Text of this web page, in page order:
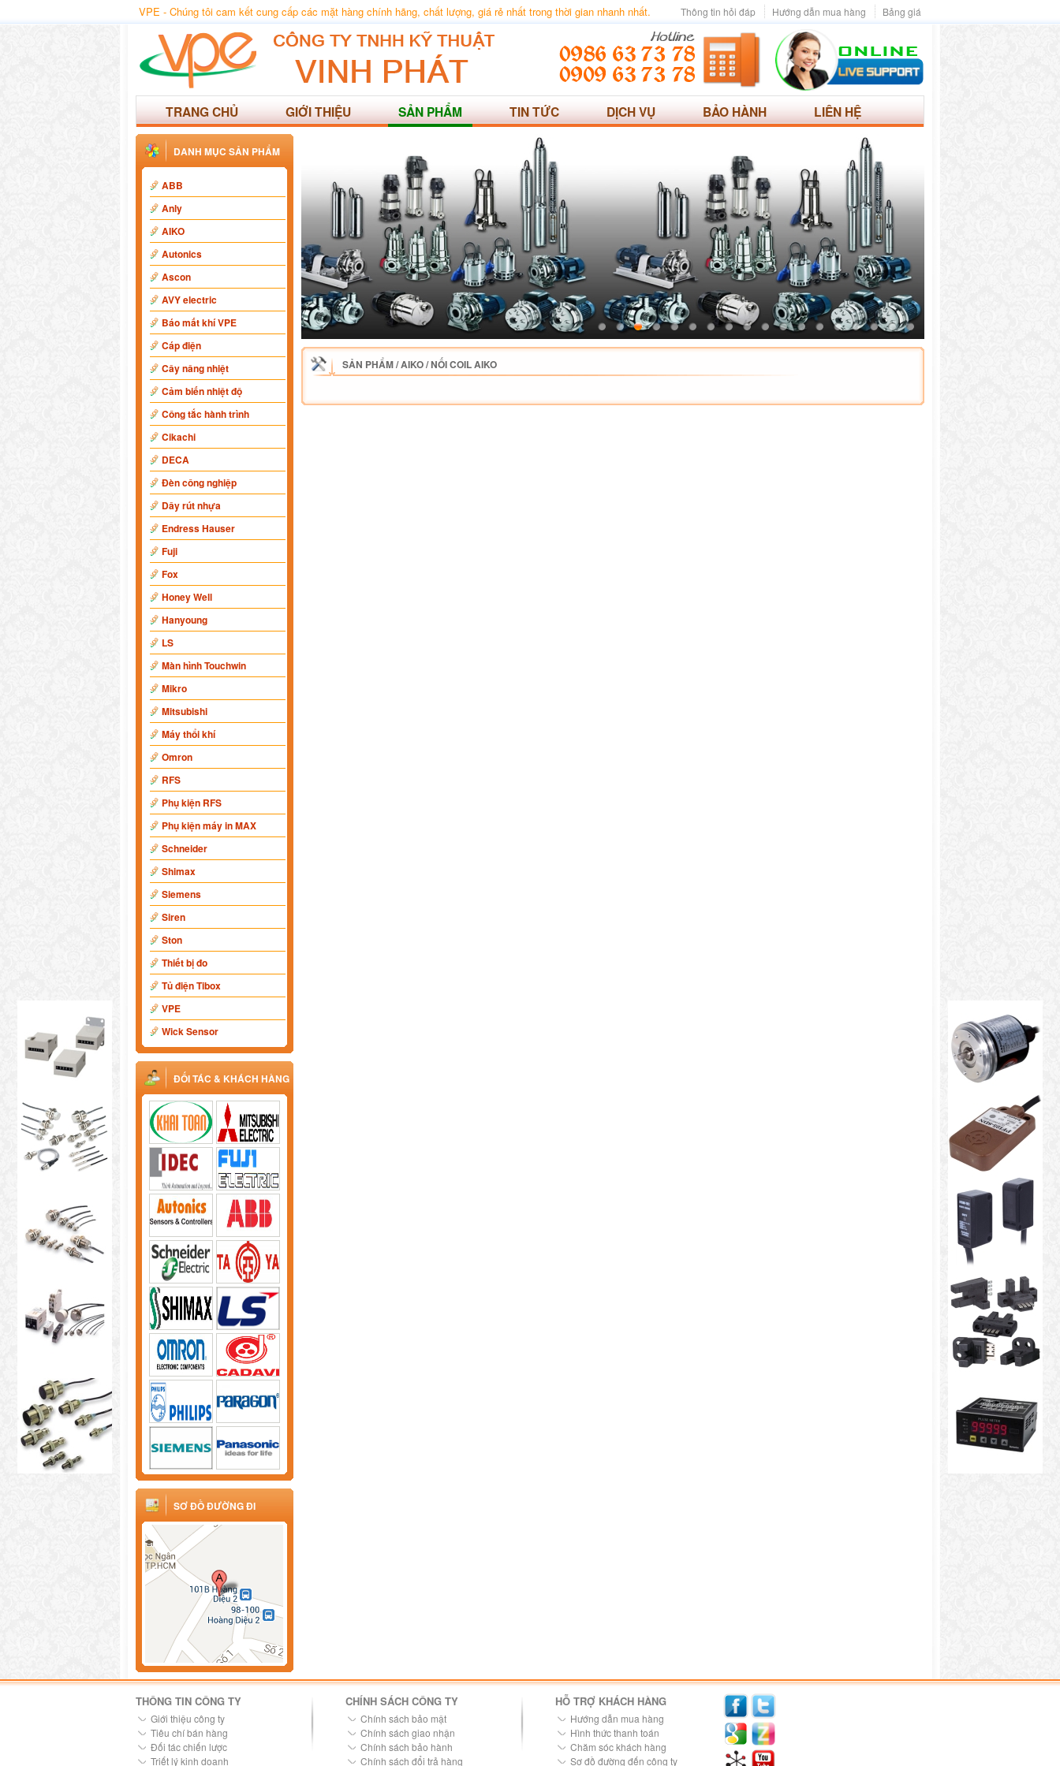
VPE - Chúng tôi cam kết cung cấp các mặt hàng chính hãng, chất lượng, giá rẻ nhất trong thời gian nhanh nhất. Bảng giá
Hướng dẫn mua hàng
Thông tin hỏi đáp
TRANG CHỦ GIỚI THIỆU SẢN PHẨM TIN TỨC DỊCH VỤ BẢO HÀNH LIÊN HỆ
DANH MỤC SẢN PHẨM
ABB
Anly
AIKO
Autonics
Ascon
AVY electric
Báo mất khí VPE
Cáp điện
Cây nâng nhiệt
Cảm biến nhiệt độ
Công tắc hành trình
Cikachi
DECA
Đèn công nghiệp
Dây rút nhựa
Endress Hauser
Fuji
Fox
Honey Well
Hanyoung
LS
Màn hình Touchwin
Mikro
Mitsubishi
Máy thổi khí
Omron
RFS
Phụ kiện RFS
Phụ kiện máy in MAX
Schneider
Shimax
Siemens
Siren
Ston
Thiết bị đo
Tủ điện Tibox
VPE
Wick Sensor
ĐỐI TÁC & KHÁCH HÀNG
SƠ ĐỒ ĐƯỜNG ĐI
SẢN PHẨM/AIKO/NỐI COIL AIKO
THÔNG TIN CÔNG TY
Giới thiệu công ty
Tiêu chí bán hàng
Đối tác chiến lược
Triết lý kinh doanh
CHÍNH SÁCH CÔNG TY
Chính sách bảo mật
Chính sách giao nhận
Chính sách bảo hành
Chính sách đổi trả hàng
HỖ TRỢ KHÁCH HÀNG
Hướng dẫn mua hàng
Hình thức thanh toán
Chăm sóc khách hàng
Sơ đồ đường đến công ty